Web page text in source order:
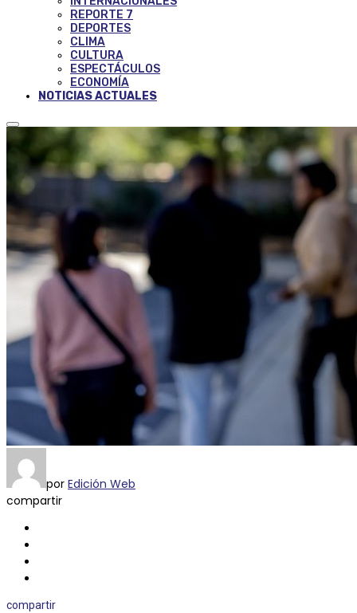
REPORTE 7
DEPORTES
CLIMA
CULTURA
ESPECTÁCULOS
ECONOMÍA
NOTICIAS ACTUALES
por Edición Web
compartir
compartir